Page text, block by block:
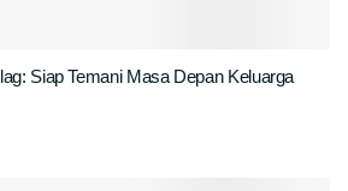
Siap Temani Masa Depan Keluarga